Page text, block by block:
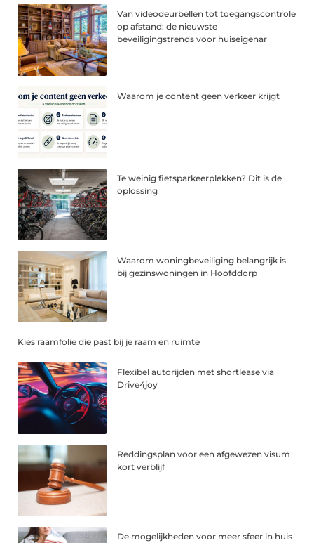
Van videodeurbellen tot toegangscontrole
op afstand: de nieuwste
beveiligingstrends voor huiseigenar
Waarom je content geen verkeer krijgt
Te weinig fietsparkeerplekken? Dit is de
oplossing
Waarom woningbeveiliging belangrijk is
bij gezinswoningen in Hoofddorp
Kies raamfolie die past bij je raam en ruimte
Flexibel autorijden met shortlease via
Drive4joy
Reddingsplan voor een afgewezen visum
kort verblijf
De mogelijkheden voor meer sfeer in huis